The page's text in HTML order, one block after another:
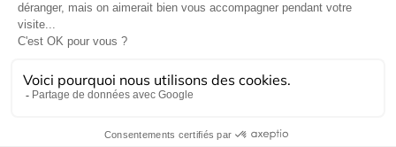
de ventes| © Hydrodis 2003-2026. Tous droits réservés